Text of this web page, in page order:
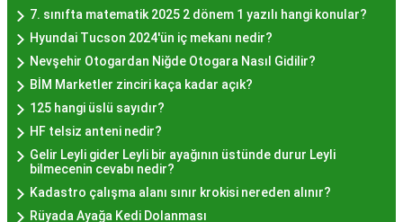
kalitesiyle uyumlu bir deneyim sunar. İstanbul'da
farklı mekanlarda çeşitli fiyat seçeneklerini
değerlendirerek, bütçenize uygun bir hayır lokması
bulabilirsiniz.
Hayır Lokması İstanbul
Deneyiminde Nelere Dikkat
Edilmeli?
7. sınıfta matematik 2025 2 dönem 1 yazılı hangi konular?
Hyundai Tucson 2024'ün iç mekanı nedir?
Nevşehir Otogardan Niğde Otogara Nasıl Gidilir?
BİM Marketler zinciri kaça kadar açık?
125 hangi üslü sayıdır?
HF telsiz anteni nedir?
Gelir Leyli gider Leyli bir ayağının üstünde durur Leyli
bilmecenin cevabı nedir?
Kadastro çalışma alanı sınır krokisi nereden alınır?
Rüyada Ayağa Kedi Dolanması